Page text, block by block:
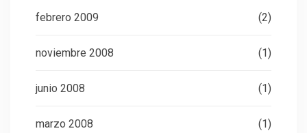
febrero 2009 (2)
noviembre 2008 (1)
junio 2008 (1)
marzo 2008 (1)